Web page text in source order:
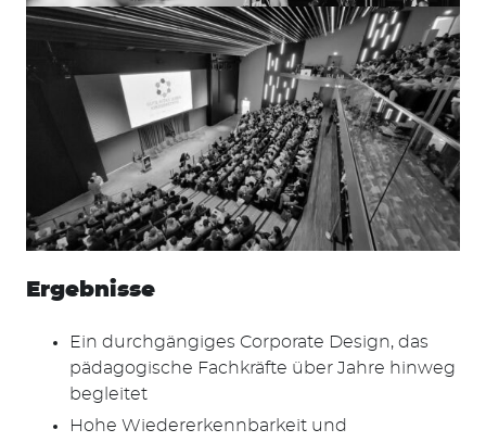
Ergebnisse
Ein durchgängiges Corporate Design, das
pädagogische Fachkräfte über Jahre hinweg
begleitet
Hohe Wiedererkennbarkeit und